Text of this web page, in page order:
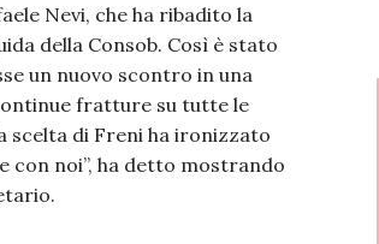
Nevi, che ha ribadito la
della Consob. Così è stato
un nuovo scontro in una
fratture su tutte le
scelta di Freni ha ironizzato
con noi”, ha detto mostrando